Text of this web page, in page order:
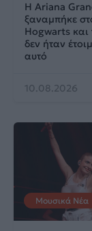
Η Ariana
ξαναμπήκε
Hogwarts και
δεν ήταν
αυτό
10.08.2026
Μουσικά Νέα